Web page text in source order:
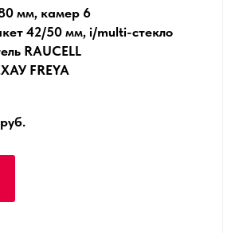
мм, камер 6
42/50 мм, i/multi-стекло
RAUCELL
FREYA